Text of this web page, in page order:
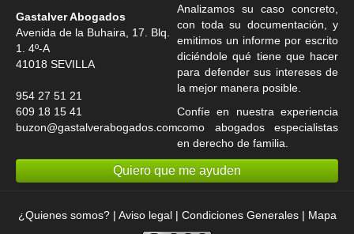
Gastalver Abogados
Avenida de la Buhaira, 17. Blq.
1. 4º-A
41018 SEVILLA
954 27 51 21
609 18 15 41
buzon@gastalverabogados.com
Analizamos su caso concreto,
con toda su documentación, y
emitimos un informe por escrito
diciéndole qué tiene que hacer
para defender sus intereses de
la mejor manera posible.
Confíe en nuestra experiencia
como abogados especialistas
en derecho de familia.
Quiero que me ayuden
¿Quienes somos?| Aviso legal| Condiciones Generales| Mapa